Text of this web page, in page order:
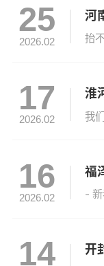
25
2026.02
17
2026.02
16
2026.02
14